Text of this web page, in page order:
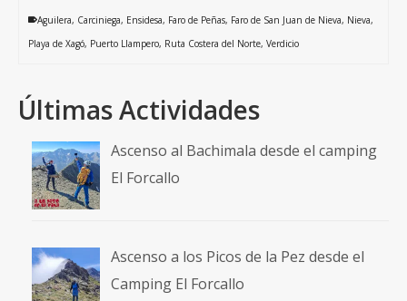
Aguilera, Carciniega, Ensidesa, Faro de Peñas, Faro de San Juan de Nieva, Nieva,
Playa de Xagó, Puerto Llampero, Ruta Costera del Norte, Verdicio
Últimas Actividades
Ascenso al Bachimala desde el camping
El Forcallo
Ascenso a los Picos de la Pez desde el
Camping El Forcallo